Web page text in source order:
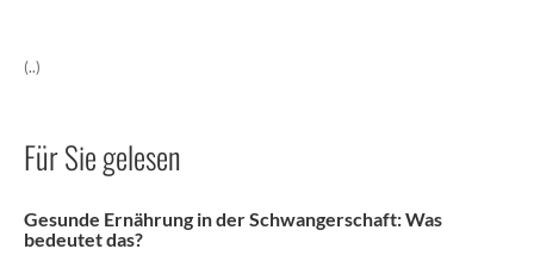
(..)
Für Sie gelesen
Gesunde Ernährung in der Schwangerschaft: Was
bedeutet das?